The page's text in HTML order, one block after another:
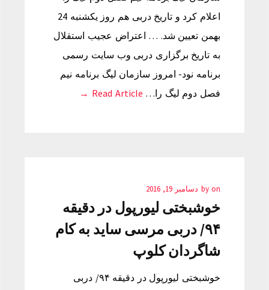
اعلام کرد و تاریخ دربی هم روز یکشنبه 24
بهمن تعیین شد. … اعتراض عجیب استقلال
به تاریخ برگزاری دربی وب سایت رسمی
برنامه نود- امروز سازمان لیگ برنامه نیم
فصل دوم لیگ را… Read Article →
by on دسامبر 19, 2016
خوشبختی لیورپول در دقیقه
۹۴/ دربی مرسی ساید به کام
شاگردان کلوپ
خوشبختی لیورپول در دقیقه ۹۴/ دربی